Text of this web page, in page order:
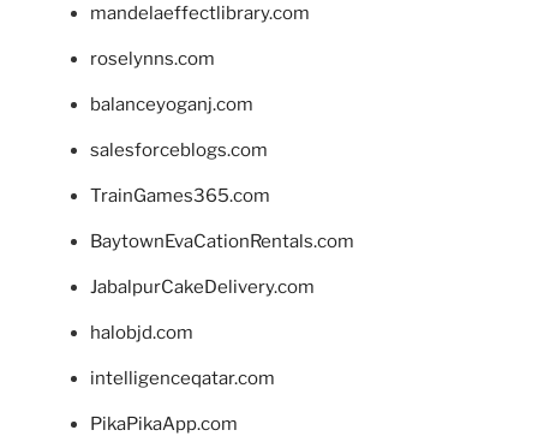
mandelaeffectlibrary.com
roselynns.com
balanceyoganj.com
salesforceblogs.com
TrainGames365.com
BaytownEvaCationRentals.com
JabalpurCakeDelivery.com
halobjd.com
intelligenceqatar.com
PikaPikaApp.com